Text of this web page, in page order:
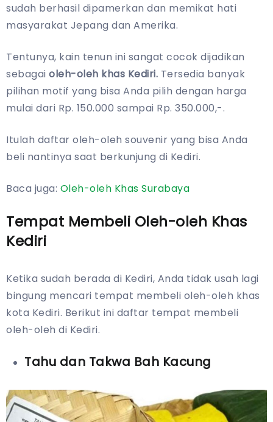
sudah berhasil dipamerkan dan memikat hati
masyarakat Jepang dan Amerika.
Tentunya, kain tenun ini sangat cocok dijadikan
sebagai oleh-oleh khas Kediri. Tersedia banyak
pilihan motif yang bisa Anda pilih dengan harga
mulai dari Rp. 150.000 sampai Rp. 350.000,-.
Itulah daftar oleh-oleh souvenir yang bisa Anda
beli nantinya saat berkunjung di Kediri.
Baca juga: Oleh-oleh Khas Surabaya
Tempat Membeli Oleh-oleh Khas
Kediri
Ketika sudah berada di Kediri, Anda tidak usah lagi
bingung mencari tempat membeli oleh-oleh khas
kota Kediri. Berikut ini daftar tempat membeli
oleh-oleh di Kediri.
Tahu dan Takwa Bah Kacung